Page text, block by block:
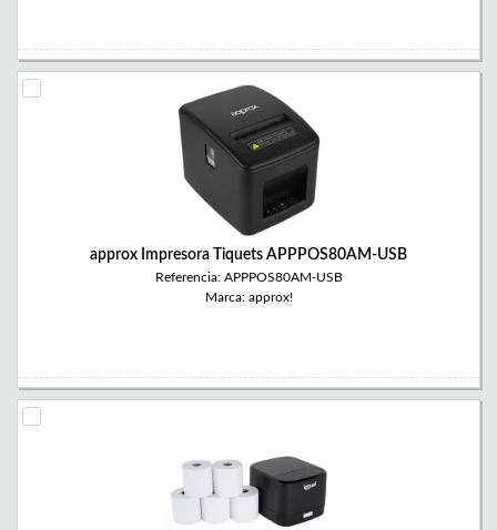
approx Impresora Tiquets APPPOS80AM-USB
Referencia: APPPOS80AM-USB
Marca: approx!